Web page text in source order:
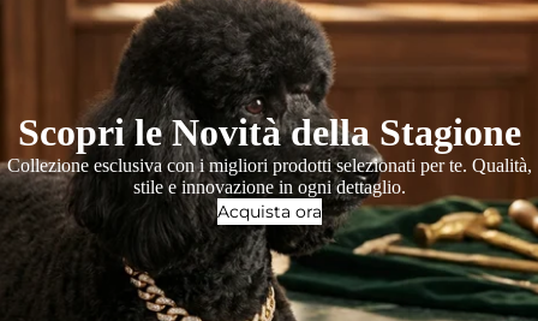
Scopri le Novità della Stagione
Collezione esclusiva con i migliori prodotti selezionati per te. Qualità,
stile e innovazione in ogni dettaglio.
Acquista ora